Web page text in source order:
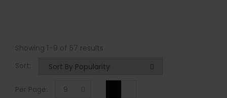
Showing 1–9 of 57 results
Sort:
Per Page: 9